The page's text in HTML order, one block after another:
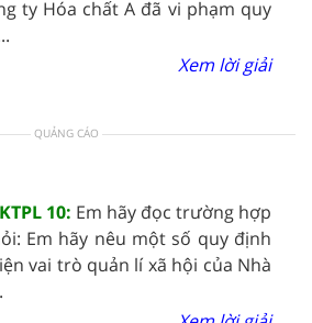
ty Hóa chất A đã vi phạm quy
Xem lời giải
QUẢNG CÁO
10: Em hãy đọc trường hợp
Em hãy nêu một số quy định
vai trò quản lí xã hội của Nhà